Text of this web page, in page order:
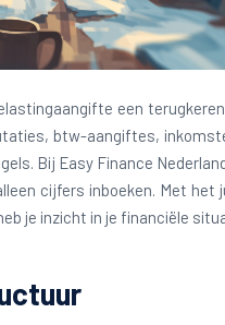
een
btw-aangiftes,
Bij Easy Finance
cijfers inboeken. Met het
je inzicht in je financiële